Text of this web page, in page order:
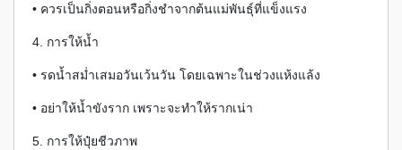
• ควรเป็นกิ่งตอนหรือกิ่งชำจากต้นแม่พันธุ์ที่แข็งแรง
4. การให้น้ำ
• รดน้ำสม่ำเสมอวันเว้นวัน โดยเฉพาะในช่วงแห้งแล้ง
• อย่าให้น้ำขังราก เพราะจะทำให้รากเน่า
5. การให้ปุ๋ยชีวภาพ